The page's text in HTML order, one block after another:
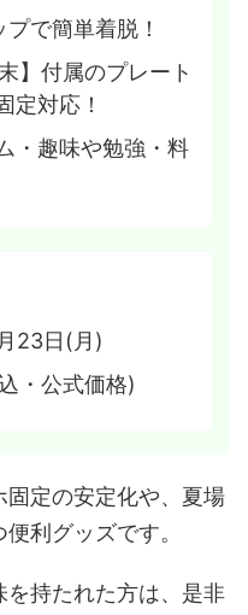
で簡単着脱！
】付属のプレート
定対応！
・趣味や勉強・料
23日(月)
・公式価格)
定の安定化や、夏場
利グッズです。
持たれた方は、是非